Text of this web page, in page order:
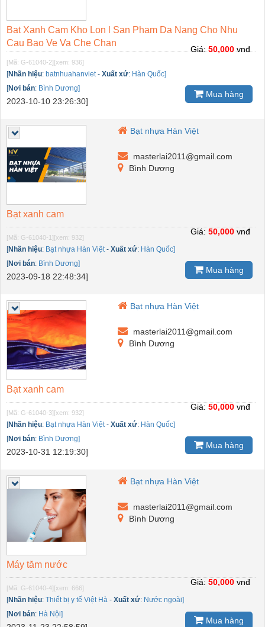
Bat Xanh Cam Kho Lon l San Pham Da Nang Cho Nhu
Cau Bao Ve Va Che Chan
[Mã: G-61040-2][xem: 936]
[Nhãn hiệu: batnhuahanviet- Xuất xứ: Hàn Quốc]
[Nơi bán: Bình Dương]
2023-10-10 23:26:30]
Giá: 50,000 vnđ
Mua hàng
Bạt nhựa Hàn Việt
masterlai2011@gmail.com
Bình Dương
Bạt xanh cam
[Mã: G-61040-1][xem: 932]
[Nhãn hiệu: Bạt nhựa Hàn Việt- Xuất xứ: Hàn Quốc]
[Nơi bán: Bình Dương]
2023-09-18 22:48:34]
Giá: 50,000 vnđ
Mua hàng
Bạt nhựa Hàn Việt
masterlai2011@gmail.com
Bình Dương
Bạt xanh cam
[Mã: G-61040-3][xem: 932]
[Nhãn hiệu: Bạt nhựa Hàn Việt- Xuất xứ: Hàn Quốc]
[Nơi bán: Bình Dương]
2023-10-31 12:19:30]
Giá: 50,000 vnđ
Mua hàng
Bạt nhựa Hàn Việt
masterlai2011@gmail.com
Bình Dương
Máy tăm nước
[Mã: G-61040-4][xem: 666]
[Nhãn hiệu: Thiết bị y tế Việt Hà - Xuất xứ: Nước ngoài]
[Nơi bán: Hà Nội]
Giá: 50,000 vnđ
Mua hàng